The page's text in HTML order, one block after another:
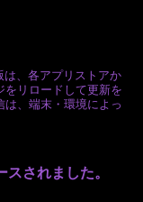
は、各アプリストアか
をリロードして更新を
は、端末・環境によっ
されました。